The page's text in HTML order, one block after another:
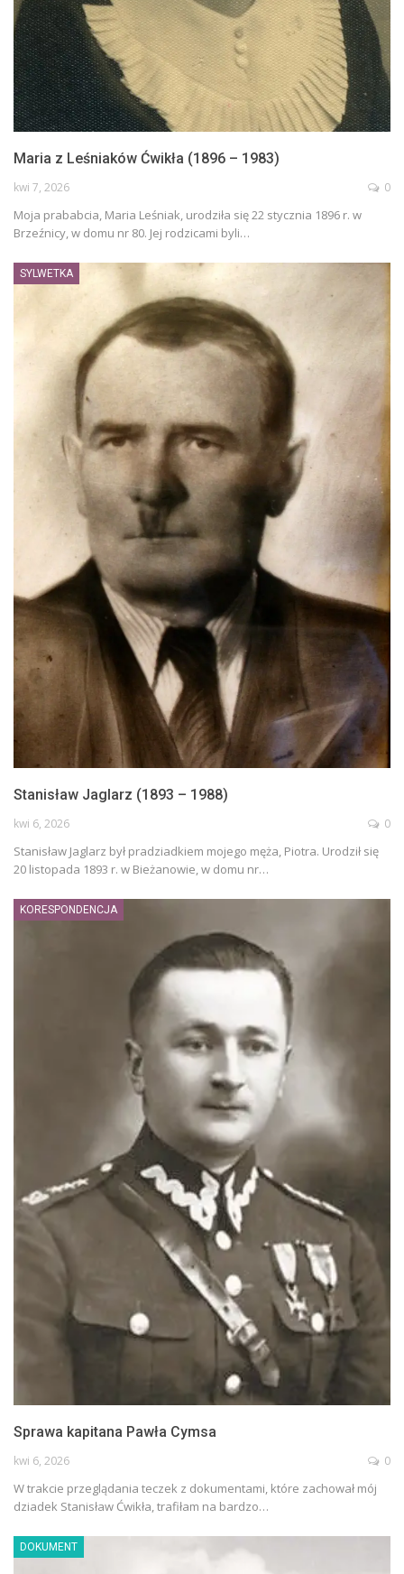
Maria z Leśniaków Ćwikła (1896 – 1983)
kwi 7, 2026 0
Moja prababcia, Maria Leśniak, urodziła się 22 stycznia 1896 r. w
Brzeźnicy, w domu nr 80. Jej rodzicami byli…
SYLWETKA
Stanisław Jaglarz (1893 – 1988)
kwi 6, 2026 0
Stanisław Jaglarz był pradziadkiem mojego męża, Piotra. Urodził się
20 listopada 1893 r. w Bieżanowie, w domu nr…
KORESPONDENCJA
Sprawa kapitana Pawła Cymsa
kwi 6, 2026 0
W trakcie przeglądania teczek z dokumentami, które zachował mój
dziadek Stanisław Ćwikła, trafiłam na bardzo…
DOKUMENT